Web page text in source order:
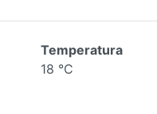
Temperatura
18 °C